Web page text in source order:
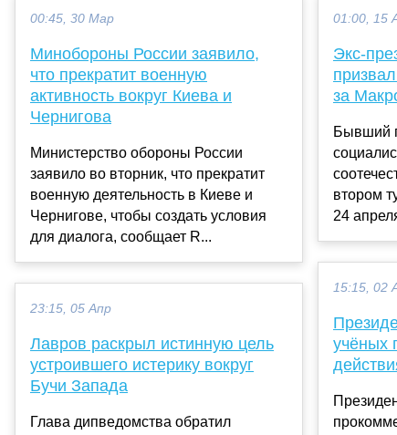
00:45, 30 Мар
Минобороны России заявило,
что прекратит военную
активность вокруг Киева и
Чернигова
Министерство обороны России
заявило во вторник, что прекратит
военную деятельность в Киеве и
Чернигове, чтобы создать условия
для диалога, сообщает R...
23:15, 05 Апр
Лавров раскрыл истинную цель
устроившего истерику вокруг
Бучи Запада
Глава дипведомства обратил
01:00, 15
Экс-
за
Бывший
втором
24
15:15, 02
учёных